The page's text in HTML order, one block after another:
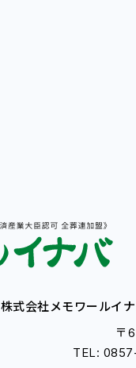
株式会社メモワールイ
〒
TEL: